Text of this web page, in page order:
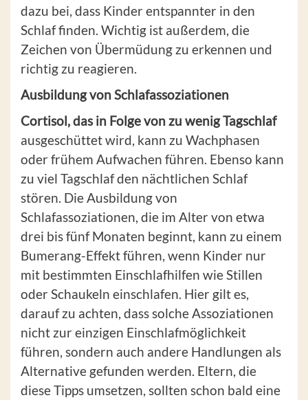
dazu bei, dass Kinder entspannter in den
Schlaf finden. Wichtig ist außerdem, die
Zeichen von Übermüdung zu erkennen und
richtig zu reagieren.
Ausbildung von Schlafassoziationen
Cortisol, das in Folge von zu wenig Tagschlaf
ausgeschüttet wird, kann zu Wachphasen
oder frühem Aufwachen führen. Ebenso kann
zu viel Tagschlaf den nächtlichen Schlaf
stören. Die Ausbildung von
Schlafassoziationen, die im Alter von etwa
drei bis fünf Monaten beginnt, kann zu einem
Bumerang-Effekt führen, wenn Kinder nur
mit bestimmten Einschlafhilfen wie Stillen
oder Schaukeln einschlafen. Hier gilt es,
darauf zu achten, dass solche Assoziationen
nicht zur einzigen Einschlafmöglichkeit
führen, sondern auch andere Handlungen als
Alternative gefunden werden. Eltern, die
diese Tipps umsetzen, sollten schon bald eine